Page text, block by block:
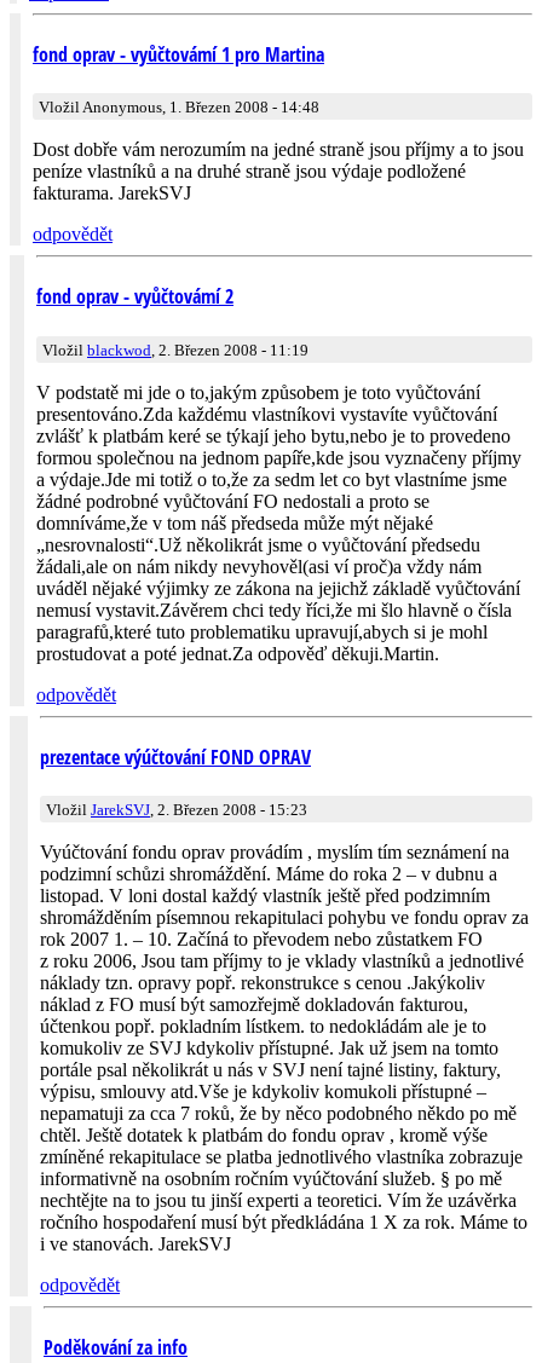
fond oprav - vyůčtovámí 1 pro Martina
Vložil Anonymous, 1. Březen 2008 - 14:48
Dost dobře vám nerozumím na jedné straně jsou příjmy a to jsou
peníze vlastníků a na druhé straně jsou výdaje podložené
fakturama. JarekSVJ
odpovědět
fond oprav - vyůčtovámí 2
Vložil blackwod , 2. Březen 2008 - 11:19
V podstatě mi jde o to,jakým způsobem je toto vyůčtování
presentováno.Zda každému vlastníkovi vystavíte vyůčtování
zvlášť k platbám keré se týkají jeho bytu,nebo je to provedeno
formou společnou na jednom papíře,kde jsou vyznačeny příjmy
a výdaje.Jde mi totiž o to,že za sedm let co byt vlastníme jsme
žádné podrobné vyůčtování FO nedostali a proto se
domníváme,že v tom náš předseda může mýt nějaké
„nesrovnalosti“.Už několikrát jsme o vyůčtování předsedu
žádali,ale on nám nikdy nevyhověl(asi ví proč)a vždy nám
uváděl nějaké výjimky ze zákona na jejichž základě vyůčtování
nemusí vystavit.Závěrem chci tedy říci,že mi šlo hlavně o čísla
paragrafů,které tuto problematiku upravují,abych si je mohl
prostudovat a poté jednat.Za odpověď děkuji.Martin.
odpovědět
prezentace výúčtování FOND OPRAV
Vložil JarekSVJ, 2. Březen 2008 - 15:23
Vyúčtování fondu oprav provádím , myslím tím seznámení na
podzimní schůzi shromáždění. Máme do roka 2 – v dubnu a
listopad. V loni dostal každý vlastník ještě před podzimním
shromážděním písemnou rekapitulaci pohybu ve fondu oprav za
rok 2007 1. – 10. Začíná to převodem nebo zůstatkem FO
z roku 2006, Jsou tam příjmy to je vklady vlastníků a jednotlivé
náklady tzn. opravy popř. rekonstrukce s cenou .Jakýkoliv
náklad z FO musí být samozřejmě dokladován fakturou,
účtenkou popř. pokladním lístkem. to nedokládám ale je to
komukoliv ze SVJ kdykoliv přístupné. Jak už jsem na tomto
portále psal několikrát u nás v SVJ není tajné listiny, faktury,
výpisu, smlouvy atd.Vše je kdykoliv komukoli přístupné –
nepamatuji za cca 7 roků, že by něco podobného někdo po mě
chtěl. Ještě dotatek k platbám do fondu oprav , kromě výše
zmíněné rekapitulace se platba jednotlivého vlastníka zobrazuje
informativně na osobním ročním vyúčtování služeb. § po mě
nechtějte na to jsou tu jinší experti a teoretici. Vím že uzávěrka
ročního hospodaření musí být předkládána 1 X za rok. Máme to
i ve stanovách. JarekSVJ
odpovědět
Poděkování za info